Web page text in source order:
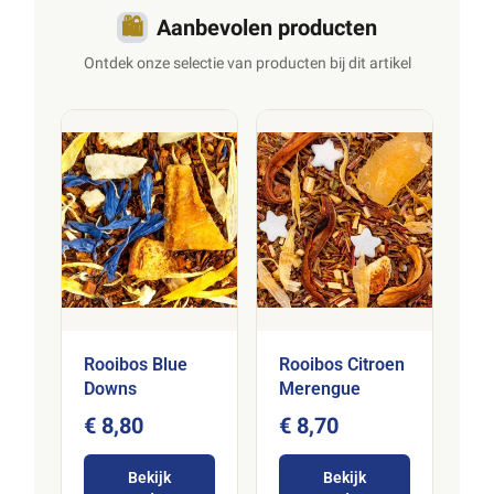
🛍️ Aanbevolen producten
Ontdek onze selectie van producten bij dit artikel
Rooibos Blue
Downs
€ 8,80
Bekijk
Rooibos Citroen
Merengue
€ 8,70
Bekijk